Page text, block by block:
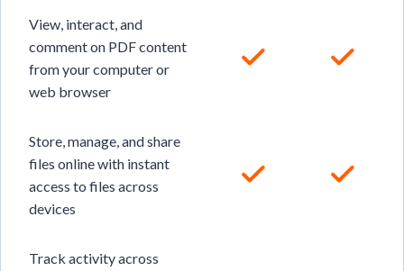
View, interact, and
comment on PDF content
from your computer or
web browser
Store, manage, and share
files online with instant
access to files across
devices
Track activity across